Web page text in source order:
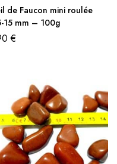
de Faucon mini roulée
15 mm – 100g
€